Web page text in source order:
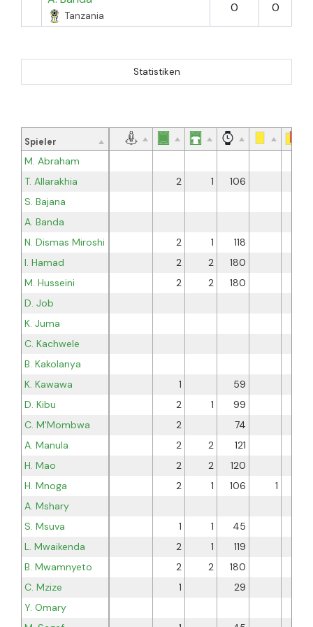
Tanzania
0 0
Statistiken
Spieler
M. Abraham
T. Allarakhia
2 1
106
S. Bajana
A. Banda
N. Dismas Miroshi
2 1
118
I. Hamad
2 2
180
M. Husseini
2 2
180
D. Job
K. Juma
C. Kachwele
B. Kakolanya
K. Kawawa
1
59
D. Kibu
2 1
99
C. M'Mombwa
2
74
A. Manula
2 2
121
H. Mao
2 2
120
H. Mnoga
2 1 106
1
A. Mshary
S. Msuva
1 1
45
L. Mwaikenda
2 1
119
B. Mwamnyeto
2 2
180
C. Mzize
1
29
Y. Omary